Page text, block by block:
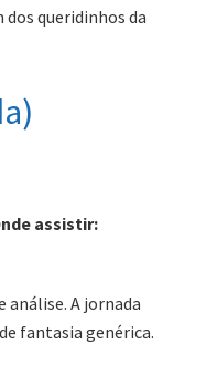
queridinhos da
assistir:
A jornada
fantasia genérica.